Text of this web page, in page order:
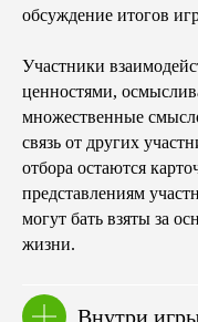
обсуждение итогов
Участники
ценностями,
множественные
связь от других
отбора остаются
представлениям
могут бать взяты за
жизни.
Внутри